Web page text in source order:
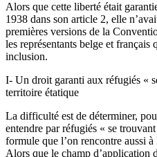
Alors que cette liberté était
1938 dans son article 2, elle
premières versions de la
les représentants belge et
inclusion.
I- Un droit garanti aux réfugiés «
territoire étatique
La difficulté est de déterminer,
entendre par réfugiés « se
formule que l’on rencontre aussi
Alors que le champ d’application